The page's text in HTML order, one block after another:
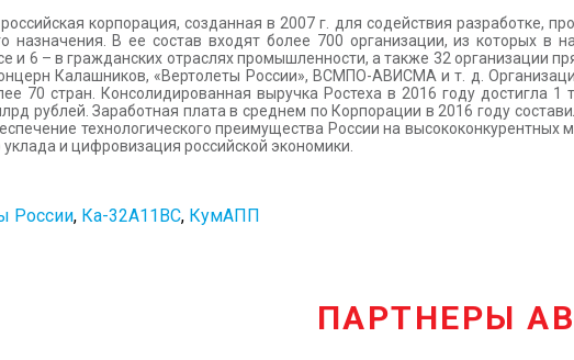
корпорация, созданная в 2007 г. для содействия разработке,
назначения. В ее состав входят более 700 организации, из которых
и 6 – в гражданских отраслях промышленности, а также 32 организации
Калашников, «Вертолеты России», ВСМПО-АВИСМА и т. д.
70 стран. Консолидированная выручка Ростеха в 2016 году достигла
рублей. Заработная плата в среднем по Корпорации в 2016 году
технологического преимущества России на
уклада и цифровизация российской экономики.
России, Ка-32А11ВС, КумАПП
ПАРТНЕРЫ